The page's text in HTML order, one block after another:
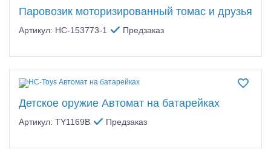
Паровозик моторизированный томас и друзья
Артикул: HC-153773-1 Предзаказ
Детское оружие Автомат на батарейках
Артикул: TY1169B Предзаказ